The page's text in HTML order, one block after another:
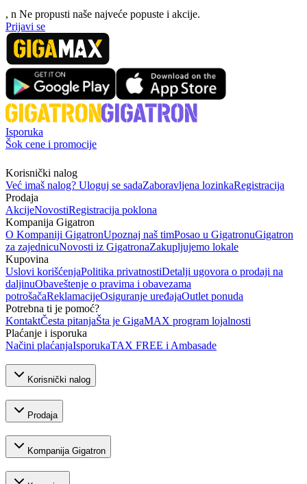
, n Ne propusti naše najveće popuste i akcije.
Prijavi se
Isporuka
Šok cene i promocije
Korisnički nalog
Već imaš nalog? Uloguj se sadaZaboravljena lozinkaRegistracija
Prodaja
AkcijeNovostiRegistracija poklona
Kompanija Gigatron
O Kompaniji GigatronUpoznaj naš timPosao u GigatronuGigatron
za zajednicuNovosti iz GigatronaZakupljujemo lokale
Kupovina
Uslovi korišćenjaPolitika privatnostiDetalji ugovora o prodaji na
daljinuObaveštenje o pravima i obavezama
potrošačaReklamacijeOsiguranje uređajaOutlet ponuda
Potrebna ti je pomoć?
KontaktČesta pitanjaŠta je GigaMAX program lojalnosti
Plaćanje i isporuka
Načini plaćanjaIsporukaTAX FREE i Ambasade
Korisnički nalog
Prodaja
Kompanija Gigatron